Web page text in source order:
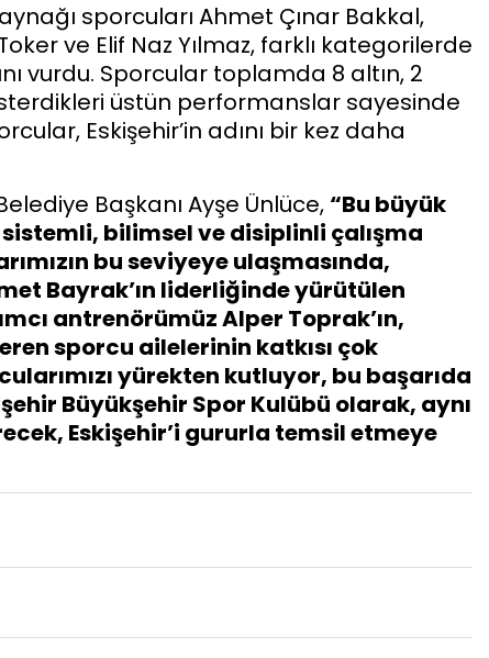
sporcuları Ahmet Çınar Bakkal,
ve Elif Naz Yılmaz, farklı kategorilerde
vurdu. Sporcular toplamda 8 altın, 2
üstün performanslar sayesinde
Eskişehir’in adını bir kez daha
Başkanı Ayşe Ünlüce, “Bu büyük
bilimsel ve disiplinli çalışma
bu seviyeye ulaşmasında,
Bayrak’ın liderliğinde yürütülen
antrenörümüz Alper Toprak’ın,
sporcu ailelerinin katkısı çok
yürekten kutluyor, bu başarıda
Büyükşehir Spor Kulübü olarak, aynı
Eskişehir’i gururla temsil etmeye